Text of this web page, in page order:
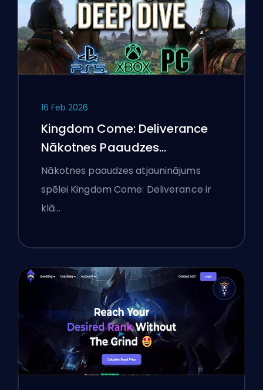
16 Feb 2026
Kingdom Come: Deliverance
Nākotnes Paaudzes
Atjauninājums: Padziļināta
Analīze
Nākotnes paaudzes atjauninājums
spēlei Kingdom Come: Deliverance ir
klā…